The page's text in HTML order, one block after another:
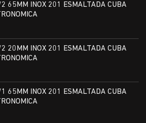
65MM INOX 201 ESMALTADA CUBA
20MM INOX 201 ESMALTADA CUBA
65MM INOX 201 ESMALTADA CUBA